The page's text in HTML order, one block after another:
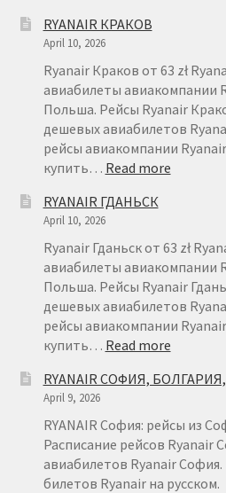
ВРОЦЛАВ
RYANAIR КРАКОВ
April 10, 2026
Ryanair Краков от 63 zł
авиабилеты авиакомпании
Польша. Рейсы Ryanair
дешевых авиабилетов
рейсы авиакомпании
купить… Read more:
RYANAIR ГДАНЬСК
April 10, 2026
Ryanair Гданьск от 63 zł
авиабилеты авиакомпании
Польша. Рейсы Ryanair
дешевых авиабилетов
рейсы авиакомпании
купить… Read more:
RYANAIR СОФИЯ,
April 9, 2026
RYANAIR София: рейсы из
Расписание рейсов Ryanair
авиабилетов Ryanair
билетов Ryanair на русском.